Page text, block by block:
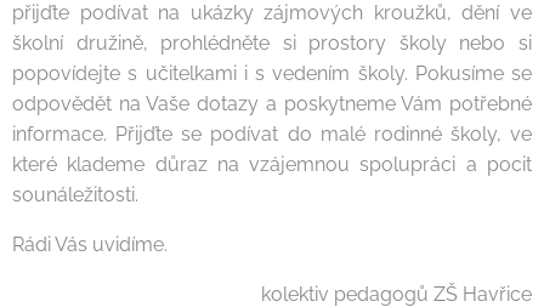
přijďte podívat na ukázky zájmových kroužků, dění ve
školní družině, prohlédněte si prostory školy nebo si
popovídejte s učitelkami i s vedením školy. Pokusíme se
odpovědět na Vaše dotazy a poskytneme Vám potřebné
informace. Přijďte se podívat do malé rodinné školy, ve
které klademe důraz na vzájemnou spolupráci a pocit
sounáležitosti.
Rádi Vás uvidíme.
kolektiv pedagogů ZŠ Havřice